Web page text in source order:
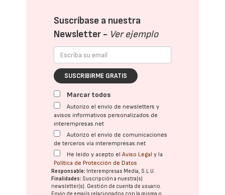
Suscríbase a nuestra
Newsletter - Ver ejemplo
SUSCRIBIRME GRATIS
Marcar todos
Autorizo el envío de newsletters y
avisos informativos personalizados de
interempresas.net
Autorizo el envío de comunicaciones
de terceros vía interempresas.net
He leído y acepto elAviso Legal y la
Política de Protección de Datos
Responsable: Interempresas Media, S.L.U.
Finalidades: Suscripción a nuestra(s)
newsletter(s). Gestión de cuenta de usuario.